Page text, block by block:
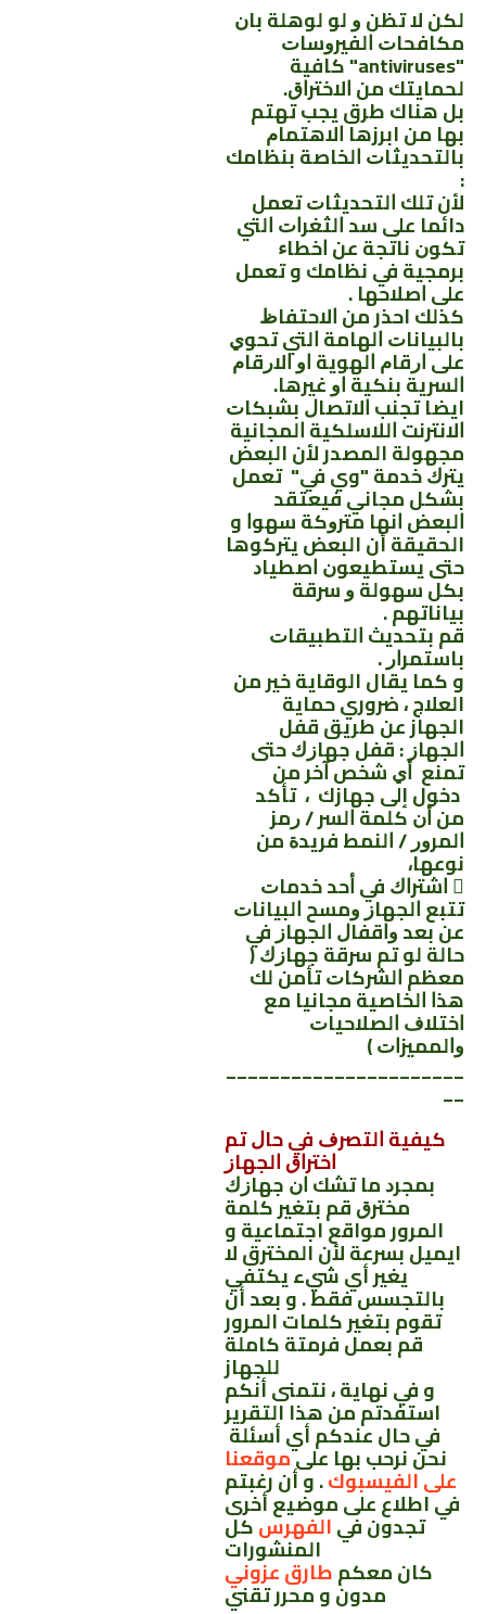
لكن ﻻ ﺗﻈﻦ ﻭ ﻟﻮ ﻟﻮﻫﻠﺔ ﺑﺎﻥ
ﻣﻜﺎﻓﺤﺎﺕ ﺍﻟﻔﻴﺮﻭﺳﺎﺕ
"antiviruses" ﻛﺎﻓﻴﺔ
ﻟﺤﻤﺎﻳﺘﻚ ﻣﻦ ﺍﻻﺧﺘﺮﺍﻕ.
بل هناك طرق يجب تهتم
بها من ابرزها ﺍﻻﻫﺘﻤﺎﻡ
ﺑﺎﻟﺘﺤﺪﻳﺜﺎﺕ ﺍﻟﺨﺎﺻﺔ ﺑﻨﻈﺎﻣﻚ
:
لأن ﺗﻠﻚ ﺍﻟﺘﺤﺪﻳﺜﺎﺕ ﺗﻌﻤﻞ
دائما ﻋﻠﻰ ﺳﺪ ﺍﻟﺜﻐﺮﺍﺕ ﺍﻟﺘﻲ
ﺗﻜﻮﻥ ﻧﺎﺗﺠﺔ ﻋﻦ ﺍﺧﻄﺎﺀ
ﺑﺮﻣﺠﻴﺔ ﻓﻲ ﻧﻈﺎﻣﻚ و تعمل
ﻋﻠﻰ ﺍﺻﻼحها .
كذلك احذر من ﺍﻻﺣﺘﻔﺎﻅ
ﺑﺎﻟﺒﻴﺎﻧﺎﺕ ﺍﻟﻬﺎﻣﺔ ﺍﻟﺘﻲ ﺗﺤﻮﻱ
ﻋﻠﻰ ﺍﺭﻗﺎﻡ ﺍﻟﻬﻮﻳﺔ ﺍﻭ ﺍﻻﺭﻗﺎﻡ
ﺍﻟﺴﺮﻳﺔ بنكية ﺍﻭ ﻏﻴﺮﻫﺎ.
ايضا تجنب ﺍﻻﺗﺼﺎﻝ ﺑﺸﺒﻜﺎﺕ
ﺍﻻﻧﺘﺮﻧﺖ ﺍﻟﻼﺳﻠﻜﻴﺔ ﺍﻟﻤﺠﺎﻧﻴﺔ
مجهولة المصدر لأن البعض
ﻳﺘﺮﻙ ﺧﺪﻣﺔ "وي في" ﺗﻌﻤﻞ
ﺑﺸﻜﻞ ﻣﺠﺎﻧﻲ ﻓﻴﻌﺘﻘﺪ
ﺍﻟﺒﻌﺾ ﺍﻧﻬﺎ ﻣﺘﺮﻭﻛﺔ ﺳﻬﻮﺍ و
الحقيقة أن البعض ﻳﺘﺮﻛﻮﻫﺎ
ﺣﺘﻰ ﻳﺴﺘﻄﻴﻌﻮﻥ ﺍﺻﻄﻴﺎﺩ
ﺑﻜﻞ ﺳﻬﻮﻟﺔ ﻭ ﺳﺮﻗﺔ
ﺑﻴﺎﻧﺎﺗﻬﻢ .
قم ﺑﺘﺤﺪﻳﺚ ﺍﻟﺘﻄﺒﻴﻘﺎﺕ
ﺑﺎﺳﺘﻤﺮﺍﺭ .
و كما يقال الوقاية خير من
العلاج ، ضروري حماية
الجهاز عن طريق ﻗﻔﻞ
ﺍﻟﺠﻬﺎﺯ : ﻗﻔﻞ ﺟﻬﺎﺯﻙ حتى
تمنع ﺃﻱ ﺷﺨﺺ ﺁﺧﺮ من
دخول إلى جهازك ، ﺗﺄﻛﺪ
ﻣﻦ ﺃﻥ ﻛﻠﻤﺔ ﺍﻟﺴﺮ / ﺭﻣﺰ
ﺍﻟﻤﺮﻭﺭ / ﺍﻟﻨﻤﻂ ﻓﺮﻳﺪﺓ ﻣﻦ
ﻧﻮﻋﻬﺎ،
 ﺍﺷﺘﺮﺍﻙ ﻓﻲ ﺃﺣﺪ ﺧﺪﻣﺎﺕ
ﺗﺘﺒﻊ ﺍﻟﺠﻬﺎﺯ ﻭﻣﺴﺢ ﺍﻟﺒﻴﺎﻧﺎﺕ
ﻋﻦ ﺑﻌﺪ ﻭﺍﻗﻔﺎﻝ ﺍﻟﺠﻬﺎﺯ ﻓﻲ
ﺣﺎﻟﺔ ﻟﻮ ﺗﻢ ﺳﺮﻗﺔ ﺟﻬﺎﺯﻙ ‏(
ﻣﻌﻈﻢ ﺍﻟﺸﺮﻛﺎﺕ ﺗﺄﻣﻦ ﻟﻚ
ﻫﺬﺍ ﺍﻟﺨﺎﺻﻴﺔ ﻣﺠﺎﻧﻴﺎ ﻣﻊ
ﺍﺧﺘﻼﻑ ﺍﻟﺼﻼﺣﻴﺎﺕ
ﻭﺍﻟﻤﻤﻴﺰﺍﺕ ‏)
______________________
__
كيفية ﺍﻟﺘﺼﺮﻑ ﻓﻲ ﺣﺎﻝ ﺗﻢ
ﺍﺧﺘﺮﺍﻕ ﺍﻟﺠﻬﺎﺯ
ﺑﻤﺠﺮﺩ ﻣﺎ ﺗﺸﻚ ﺍﻥ ﺟﻬﺎﺯﻙ
ﻣﺨﺘﺮﻕ قم بتغير كلمة
المرور مواقع اجتماعية و
ايميل بسرعة لأن المخترق لا
يغير أي شيء يكتفي
بالتجسس فقط . و بعد أن
تقوم بتغير كلمات المرور
قم بعمل فرمتة كاملة
للجهاز
و في نهاية ، نتمنى أنكم
استفدتم من هذا التقرير
في حال عندكم أي أسئلة
نحن نرحب بها علىموقعنا
على الفيسبوك. و أن رغبتم
في اطلاع على موضيع أخرى
تجدون فيالفهرسكل
المنشورات
كان معكمطارق عزوني
مدون و محرر تقني